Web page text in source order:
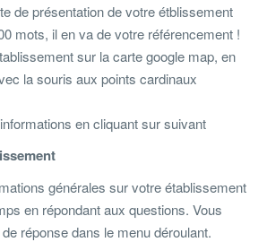
de présentation de votre étblissement
mots, il en va de votre référencement !
sur la carte google map, en
la souris aux points cardinaux
en cliquant sur suivant
générales sur votre établissement
en répondant aux questions. Vous
réponse dans le menu déroulant.